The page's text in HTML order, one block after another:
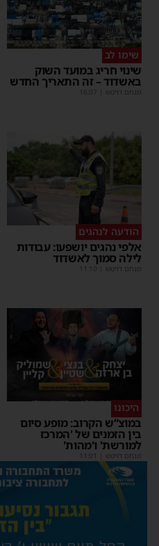
שימו לב
שינוי חריג במועד השוק
באשדוד – זה התאריך החדש
מנחם דויטש 16:07
הודעה לנהגים
אלפי נהגים יושפעו: עבודות
לילה סמוך לאשדוד
מנחם דויטש 11:10
היכונו
במוצ”ש הקרוב: מופע סיום
בין הזמנים של 'המרכז
למורשת' ו'מהות'
מנחם דויטש 11:01